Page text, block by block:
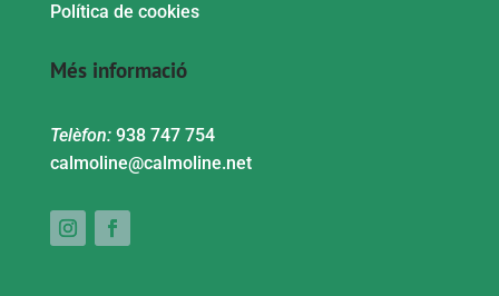
Política de cookies
Més informació
Telèfon:938 747 754
calmoline@calmoline.net